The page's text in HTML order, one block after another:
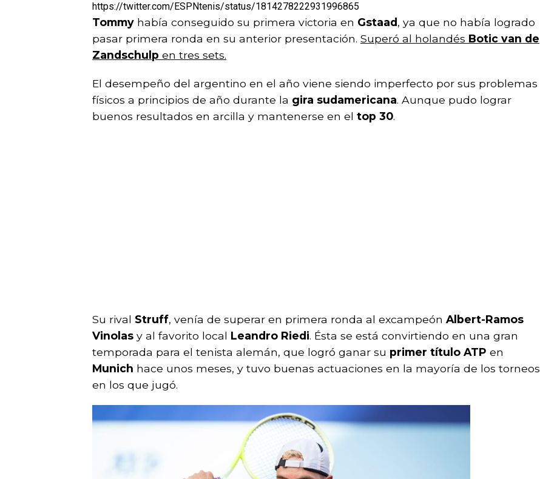
https://twitter.com/ESPNtenis/status/1814278222931996865
Tommy había conseguido su primera victoria en Gstaad, ya que no había logrado
pasar primera ronda en su anterior presentación. Superó al holandés Botic van de
Zandschulp en tres sets.
El desempeño del argentino en el año viene siendo imperfecto por sus problemas
físicos a principios de año durante la gira sudamericana. Aunque pudo lograr
buenos resultados en arcilla y mantenerse en el top 30.
Su rival Struff, venía de superar en primera ronda al excampeón Albert-Ramos
Vinolas y al favorito local Leandro Riedi. Ésta se está convirtiendo en una gran
temporada para el tenista alemán, que logró ganar su primer título ATP en
Munich hace unos meses, y tuvo buenas actuaciones en la mayoría de los torneos
en los que jugó.